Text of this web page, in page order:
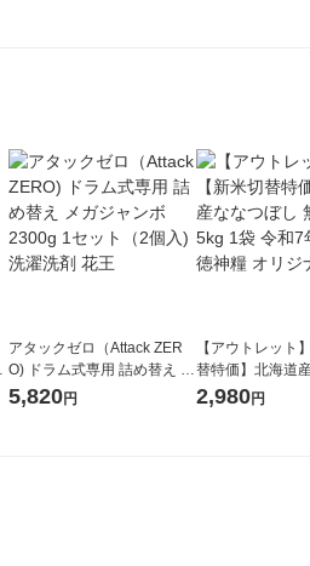
アタックゼロ（Attack ZER
O) ドラム式専用 詰め替え メ
ガジャンボ 2300g 1セット
5,820円
【アウトレット
替特価】北海道
し 無洗米 5kg 1
2,980円